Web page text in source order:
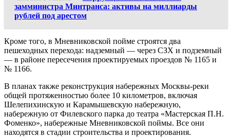
замминистра Минтранса: активы на миллиарды
рублей под арестом
Кроме того, в Мневниковской пойме строятся два
пешеходных перехода: надземный — через СЗХ и подземный
— в районе пересечения проектируемых проездов № 1165 и
№ 1166.
В планах также реконструкция набережных Москвы-реки
общей протяженностью более 10 километров, включая
Шелепихинскую и Карамышевскую набережную,
набережную от Филевского парка до театра «Мастерская П.Н.
Фоменко», набережные Мневниковской поймы. Все они
находятся в стадии строительства и проектирования.